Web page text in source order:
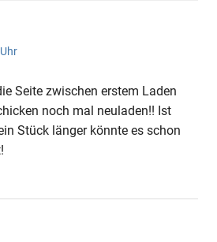
Seite zwischen erstem Laden
noch mal neuladen!! Ist
Stück länger könnte es schon